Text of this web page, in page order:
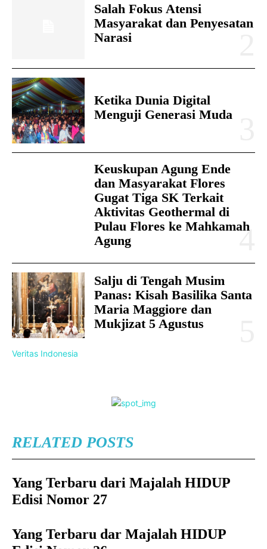
Salah Fokus Atensi
Masyarakat dan Penyesatan
Narasi
Ketika Dunia Digital
Menguji Generasi Muda
Keuskupan Agung Ende
dan Masyarakat Flores
Gugat Tiga SK Terkait
Aktivitas Geothermal di
Pulau Flores ke Mahkamah
Agung
Salju di Tengah Musim
Panas: Kisah Basilika Santa
Maria Maggiore dan
Mukjizat 5 Agustus
Veritas Indonesia
RELATED POSTS
Yang Terbaru dari Majalah HIDUP
Edisi Nomor 27
Yang Terbaru dar Majalah HIDUP